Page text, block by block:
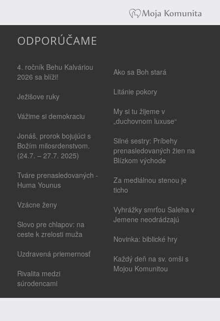
ODPORÚČAME
4. ročník Behu Kalváriou
2026 sa blíži!
Ježišove ruky
Vážime si demokraciu
Jonáš, prorok bojujúci s
Božím milosrdenstvom.
(24.7. – 27.7. 2025)
Tváre prenasledovaných -
Huma Younus
Vzácne ženy
Slovo pre chlapov: na
ceste k zrelosti muža
Uzdravená priemernosť
Rivalita medzi
súrodencami
Ako sa Boh stará
Litánie pokory
My si tu žijeme v
„duchovnom luxuse“
Silné sestry: Príbehy
prenasledovaných žien na
Blízkom východe
Za mediálnou stenou je
ticho
Vyhrážky smrťou Saleha v
Jemene neodrádzajú
Novinka: biblické hry
Každý deň na sv. omši s
Mojou Komunitou